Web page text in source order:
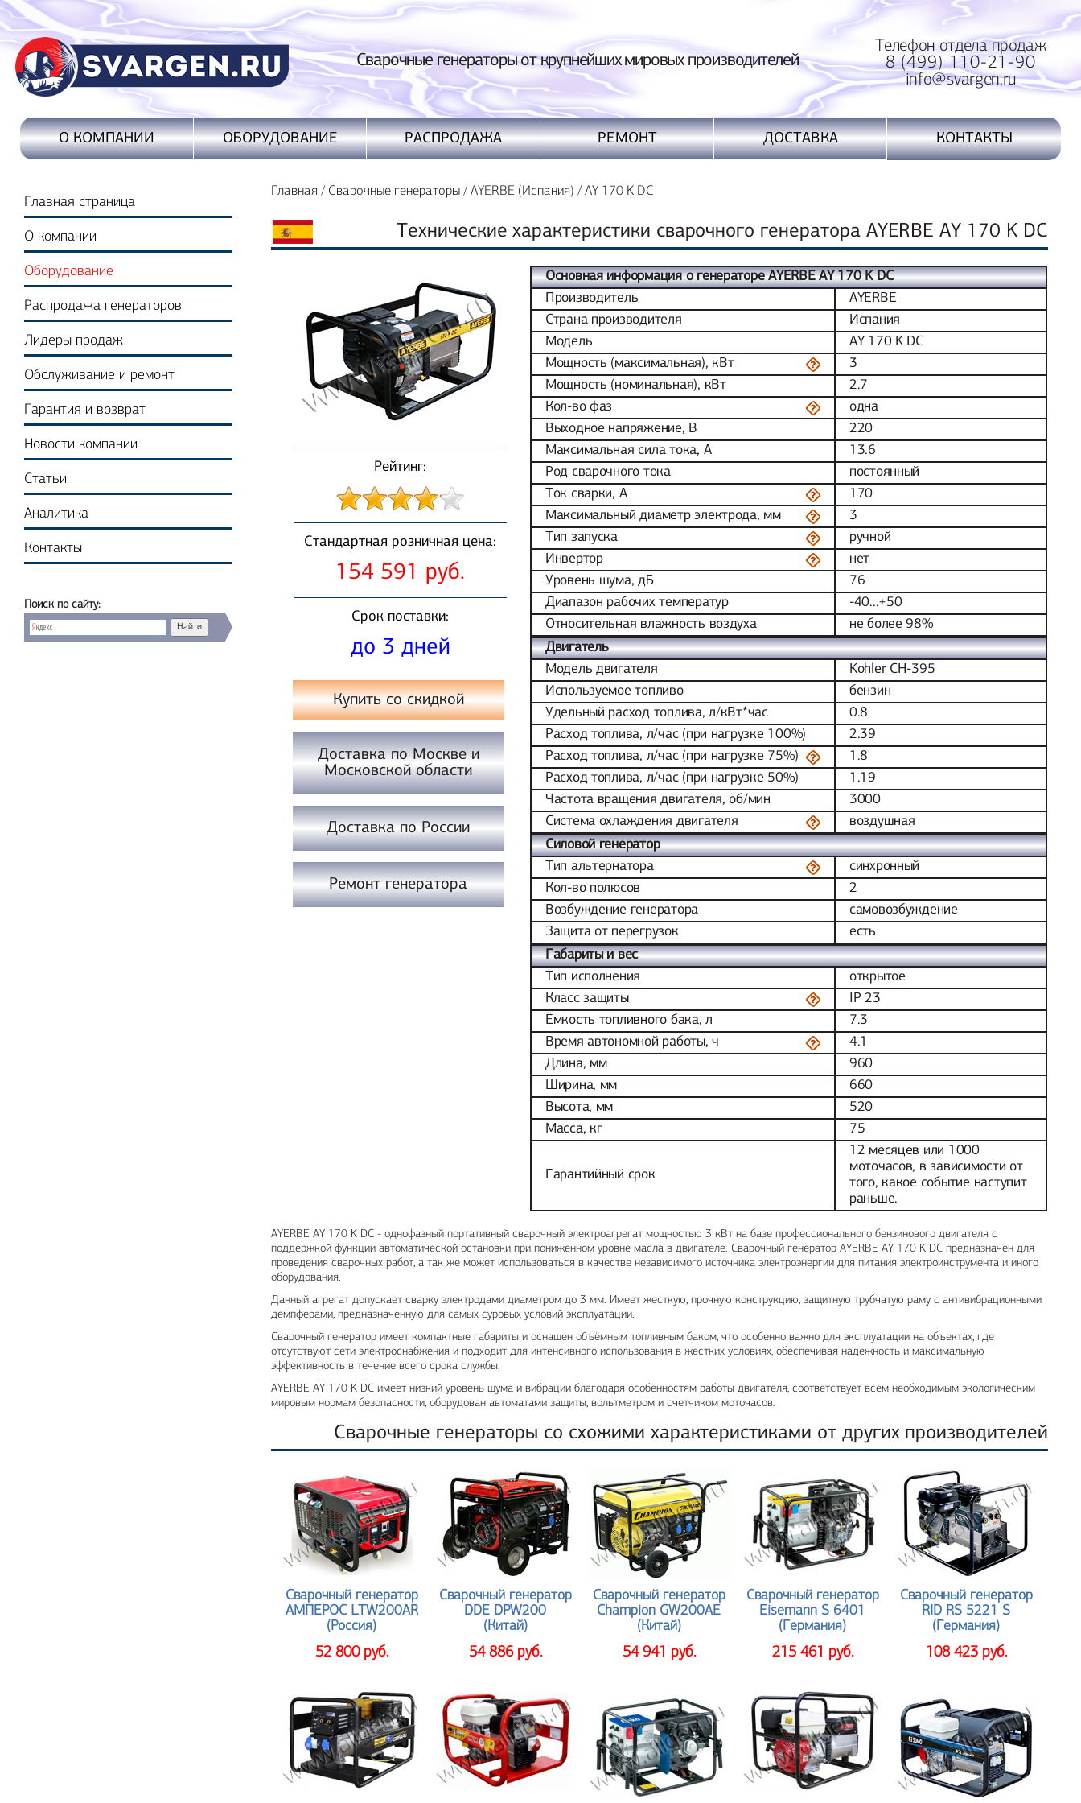
Сварочные генераторы от крупнейших мировых производителей
Телефон отдела продаж
8 (499) 110-21-90
info@svargen.ru
О КОМПАНИИ ОБОРУДОВАНИЕ РАСПРОДАЖА РЕМОНТ ДОСТАВКА КОНТАКТЫ
Главная страница
О компании
Оборудование
Распродажа генераторов
Лидеры продаж
Обслуживание и ремонт
Гарантия и возврат
Новости компании
Статьи
Аналитика
Контакты
Поиск по сайту:
Главная / Сварочные генераторы / AYERBE (Испания) / AY 170 K DC
Технические характеристики сварочного генератора AYERBE AY 170 K DC
Рейтинг:
Стандартная розничная цена:
154 591 руб.
Срок поставки:
до 3 дней
Купить со скидкой
Доставка по Москве и
Московской области
Доставка по России
Ремонт генератора
Основная информация о генераторе AYERBE AY 170 K DC
Производитель
AYERBE
Страна производителя
Испания
Модель
AY 170 K DC
Мощность (максимальная), кВт
3
Мощность (номинальная), кВт
2.7
Кол-во фаз
одна
Выходное напряжение, В
220
Максимальная сила тока, А
13.6
Род сварочного тока
постоянный
Ток сварки, А
170
Максимальный диаметр электрода, мм
3
Тип запуска
ручной
Инвертор
нет
Уровень шума, дБ
76
Диапазон рабочих температур
-40...+50
Относительная влажность воздуха
не более 98%
Двигатель
Модель двигателя
Kohler CH-395
Используемое топливо
бензин
Удельный расход топлива, л/кВт*час
0.8
Расход топлива, л/час (при нагрузке 100%)
2.39
Расход топлива, л/час (при нагрузке 75%)
1.8
Расход топлива, л/час (при нагрузке 50%)
1.19
Частота вращения двигателя, об/мин
3000
Система охлаждения двигателя
воздушная
Силовой генератор
Тип альтернатора
синхронный
Кол-во полюсов
2
Возбуждение генератора
самовозбуждение
Защита от перегрузок
есть
Габариты и вес
Тип исполнения
открытое
Класс защиты
IP 23
Ёмкость топливного бака, л
7.3
Время автономной работы, ч
4.1
Длина, мм
960
Ширина, мм
660
Высота, мм
520
Масса, кг
75
Гарантийный срок
12 месяцев или 1000
моточасов, в зависимости от
того, какое событие наступит
раньше.
AYERBE AY 170 K DC - однофазный портативный сварочный электроагрегат мощностью 3 кВт на базе профессионального бензинового двигателя с
поддержкой функции автоматической остановки при пониженном уровне масла в двигателе. Сварочный генератор AYERBE AY 170 K DC предназначен для
проведения сварочных работ, а так же может использоваться в качестве независимого источника электроэнергии для питания электроинструмента и иного
оборудования.
Данный агрегат допускает сварку электродами диаметром до 3 мм. Имеет жесткую, прочную конструкцию, защитную трубчатую раму с антивибрационными
демпферами, предназначенную для самых суровых условий эксплуатации.
Сварочный генератор имеет компактные габариты и оснащен объёмным топливным баком, что особенно важно для эксплуатации на объектах, где
отсутствуют сети электроснабжения и подходит для интенсивного использования в жестких условиях, обеспечивая надежность и максимальную
эффективность в течение всего срока службы.
AYERBE AY 170 K DC имеет низкий уровень шума и вибрации благодаря особенностям работы двигателя, соответствует всем необходимым экологическим
мировым нормам безопасности, оборудован автоматами защиты, вольтметром и счетчиком моточасов.
Сварочные генераторы со схожими характеристиками от других производителей
Сварочный генератор
АМПЕРОС LTW200AR
(Россия)
52 800 руб.
Сварочный генератор
DDE DPW200
(Китай)
54 886 руб.
Сварочный генератор
Champion GW200AE
(Китай)
54 941 руб.
Сварочный генератор
Eisemann S 6401
(Германия)
215 461 руб.
Сварочный генератор
RID RS 5221 S
(Германия)
108 423 руб.